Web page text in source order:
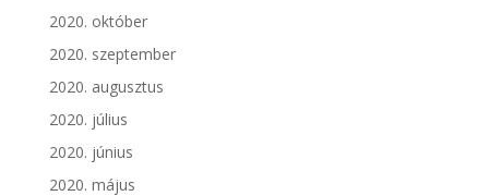
2020. október
2020. szeptember
2020. augusztus
2020. július
2020. június
2020. május